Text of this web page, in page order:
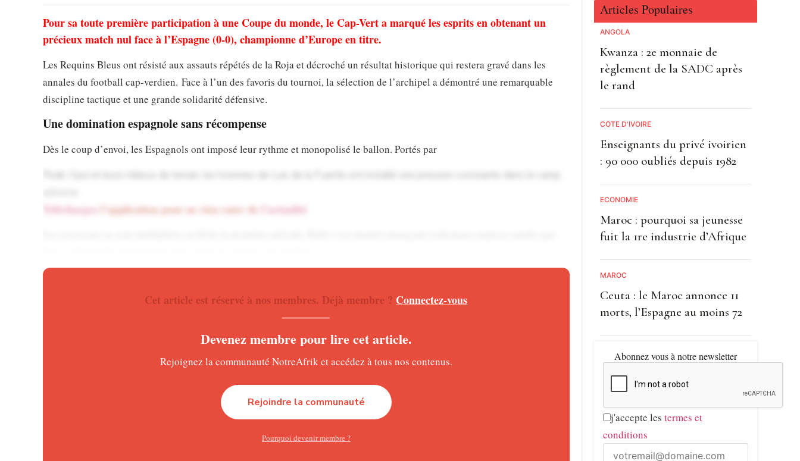
Pour sa toute première participation à une Coupe du monde, le Cap-Vert a marqué les esprits en obtenant un
précieux match nul face à l’Espagne (0-0), championne d’Europe en titre.
Les Requins Bleus ont résisté aux assauts répétés de la Roja et décroché un résultat historique qui restera gravé dans les
annales du football cap-verdien. Face à l’un des favoris du tournoi, la sélection de l’archipel a démontré une remarquable
discipline tactique et une grande solidarité défensive.
Une domination espagnole sans récompense
Dès le coup d’envoi, les Espagnols ont imposé leur rythme et monopolisé le ballon. Portés par
Téléchargez l’application pour ne rien rater de l’actualité
Malgré cette domination, l’Espagne a manqué d’efficacité dans le dernier geste. La meilleure opportunité est intervenue peu
avant la pause lorsque Mikel Oyarzabal a trouvé la barre transversale après avoir battu le gardien adverse. Acculé mais
courageux, le Cap-Vert est parvenu à préserver le score nul jusqu’à la mi-temps.
Vozinha, le héros des Requins Bleus
La grande figure de cette rencontre restera sans conteste Vozinha. À 40 ans, le gardien cap-verdien a livré une prestation
exceptionnelle face aux multiples offensives espagnoles.
équipe à flot. Ses interventions face à Ferran Torres, Pedri ou encore Laporte ont frustré les attaquants espagnols tout au long
Cet article est réservé à nos membres. Déjà membre ? Connectez-vous
Devenez membre pour lire cet article.
Rejoignez la communauté NotreAfrik et accédez à tous nos contenus.
Rejoindre la communauté
Pourquoi devenir membre ?
Articles Populaires
ANGOLA
Kwanza : 2e monnaie de
règlement de la SADC après
le rand
CÔTE D'IVOIRE
Enseignants du privé ivoirien
: 90 000 oubliés depuis 1982
ECONOMIE
Maroc : pourquoi sa jeunesse
fuit la 1re industrie d’Afrique
MAROC
Ceuta : le Maroc annonce 11
morts, l’Espagne au moins 72
Abonnez vous à notre newsletter
j'accepte les termes et
conditions